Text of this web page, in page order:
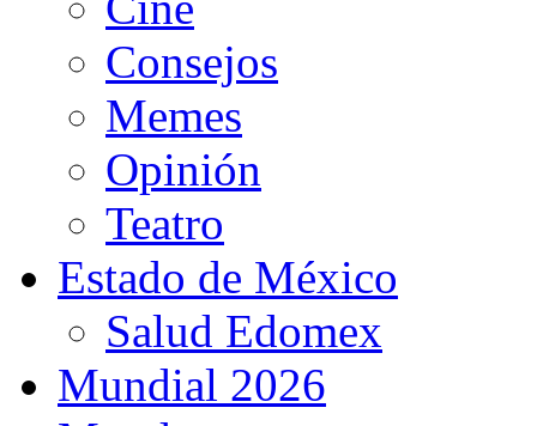
Consejos
Memes
Opinión
Teatro
Estado de México
Salud Edomex
Mundial 2026